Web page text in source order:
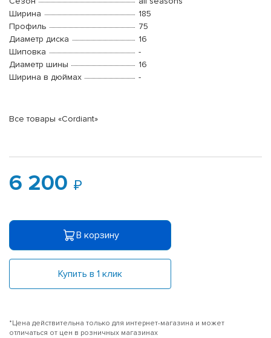
Ширина
185
Профиль
75
Диаметр диска
16
Шиповка
-
Диаметр шины
16
Ширина в дюймах
-
Все товары «Cordiant»
6 200
В корзину
Купить в 1 клик
*Цена действительна только для интернет-магазина и может
отличаться от цен в розничных магазинах